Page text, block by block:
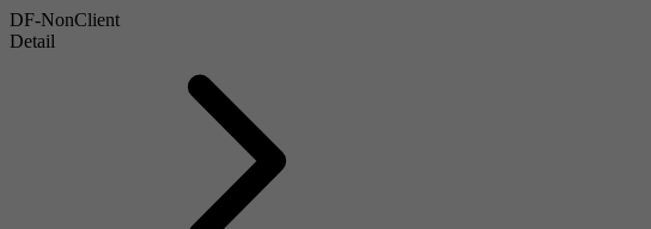
DF-NonClient
Detail